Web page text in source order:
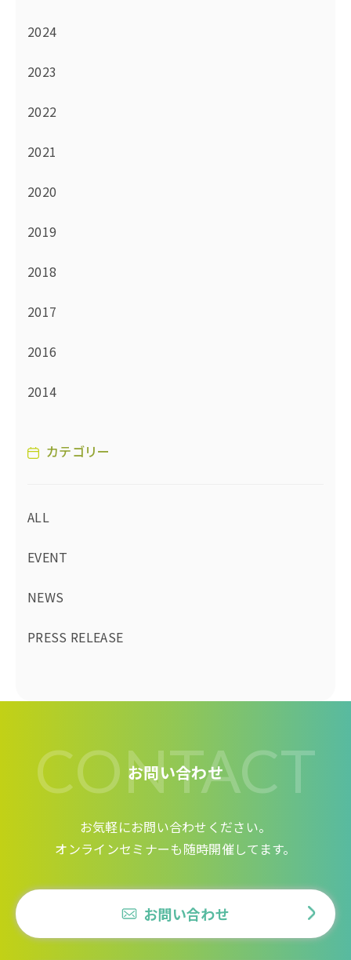
2024
2023
2022
2021
2020
2019
2018
2017
2016
2014
カテゴリー
ALL
EVENT
NEWS
PRESS RELEASE
CONTACT
お問い合わせ
お気軽にお問い合わせください。
オンラインセミナーも随時開催してます。
お問い合わせ